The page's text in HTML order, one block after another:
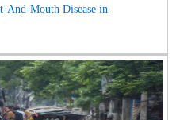
And-Mouth Disease in